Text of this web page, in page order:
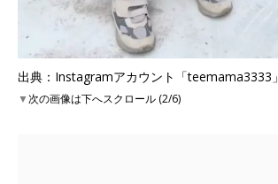
出典：Instagramアカウント「teemama3333」
▼次の画像は下へスクロール (2/6)